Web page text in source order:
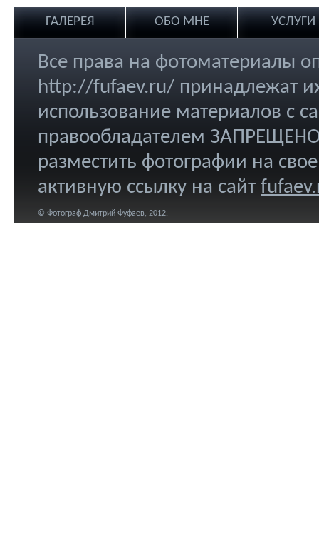
ГАЛЕРЕЯ ОБО МНЕ УСЛУГИ
Все права на фотоматериалы
http://fufaev.ru/ принадлежат
использование материалов с
правообладателем
разместить фотографии на
активную ссылку на сайт
© Фотограф Дмитрий Фуфаев, 2012.